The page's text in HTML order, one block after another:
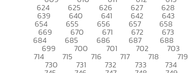
624 625 626 627 628
639 640 641 642 643
654 655 656 657 658
669 670 671 672 673
684 685 686 687 688
699 700 701 702 703
714 715 716 717 718 719
730 731 732 733 734